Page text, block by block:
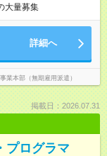
大量募集
詳細へ
業本部（無期雇用派遣）
掲載日：2026.07.31
プログラマ